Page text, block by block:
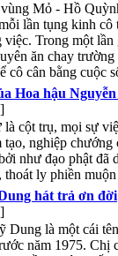
Mỏ - Hồ
lần tụng kinh cô
việc. Trong một
ăn chay
cô cân bằng cuộc
Hoa hậu
là cột trụ, mọi sự
tạo, nghiệp
như đạo phật đã
thoát ly phiền
hát trả ơn đời
Dung là một cái
năm 1975. Chị